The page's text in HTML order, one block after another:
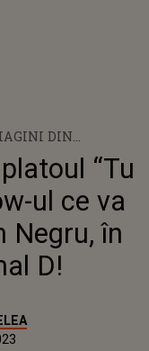
DIN
URMEZI!”, GAME
VA FI PREZENTAT
LA
“Tu
ul ce va
Negru, în
D!